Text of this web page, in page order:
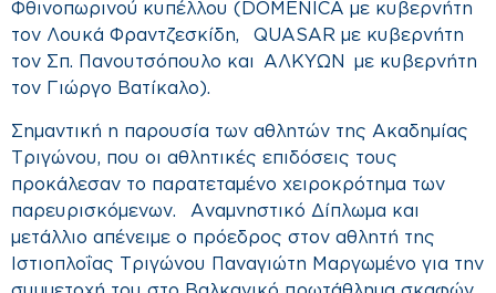
Φθινοπωρινού κυπέλλου (DOMENICA με κυβερνήτη
τον Λουκά Φραντζεσκίδη, QUASAR με κυβερνήτη
τον Σπ. Πανουτσόπουλο και ΑΛΚΥΩΝ με κυβερνήτη
τον Γιώργο Βατίκαλο).
Σημαντική η παρουσία των αθλητών της Ακαδημίας
Τριγώνου, που οι αθλητικές επιδόσεις τους
προκάλεσαν το παρατεταμένο χειροκρότημα των
παρευρισκόμενων. Αναμνηστικό Δίπλωμα και
μετάλλιο απένειμε ο πρόεδρος στον αθλητή της
Ιστιοπλοΐας Τριγώνου Παναγιώτη Μαργωμένο για την